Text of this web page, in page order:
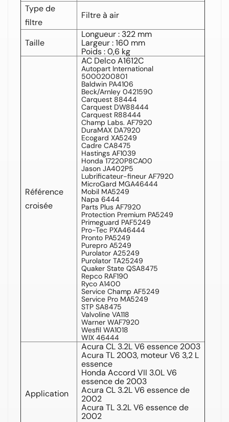
Type de
filtre
Filtre à air
Taille
Longueur : 322 mm
Largeur : 160 mm
Poids : 0,6 kg
Référence
croisée
AC Delco A1612C
Autopart International
5000200801
Baldwin PA4106
Beck/Arnley 0421590
Carquest 88444
Carquest DW88444
Carquest R88444
Champ Labs. AF7920
DuraMAX DA7920
Ecogard XA5249
Cadre CA8475
Hastings AF1039
Honda 17220P8CA00
Jason JA402P5
Lubrificateur-fineur AF7920
MicroGard MGA46444
Mobil MA5249
Napa 6444
Parts Plus AF7920
Protection Premium PA5249
Primeguard PAF5249
Pro-Tec PXA46444
Pronto PA5249
Purepro A5249
Purolator A25249
Purolator TA25249
Quaker State QSA8475
Repco RAF190
Ryco A1400
Service Champ AF5249
Service Pro MA5249
STP SA8475
Valvoline VA118
Warner WAF7920
Wesfil WA1018
WIX 46444
Application
Acura CL 3.2L V6 essence 2003
Acura TL 2003, moteur V6 3,2 L
essence
Honda Accord VII 3.0L V6
essence de 2003
Acura CL 3.2L V6 essence de
2002
Acura TL 3.2L V6 essence de
2002